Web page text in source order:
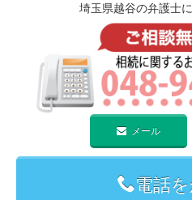
埼玉県越谷の弁護士
メール
電話